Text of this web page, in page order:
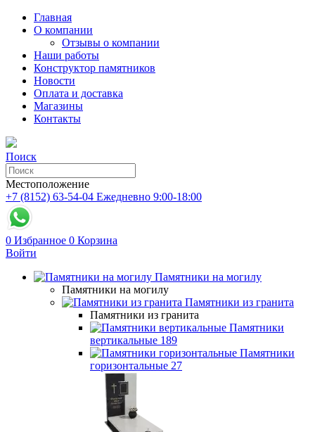
Главная
О компании
Отзывы о компании
Наши работы
Конструктор памятников
Новости
Оплата и доставка
Магазины
Контакты
Поиск
Местоположение
+7 (8152) 63-54-04 Ежедневно 9:00-18:00
0 Избранное 0 Корзина
Войти
Памятники на могилу
Памятники на могилу
Памятники из гранита
Памятники из гранита
Памятники
вертикальные 189
Памятники
горизонтальные 27